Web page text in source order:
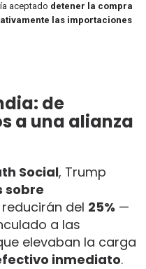
aceptado detener la compra
las importaciones
de
a una alianza
Social, Trump
sobre
del 25% —
a las
elevaban la carga
inmediato.